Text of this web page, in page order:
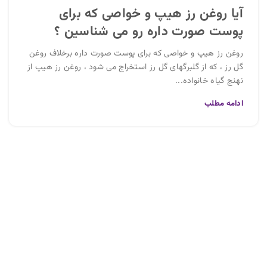
آیا روغن رز هیپ و خواصی که برای
پوست صورت داره رو می شناسین ؟
روغن رز هیپ و خواصی که برای پوست صورت داره برخلاف روغن
گل رز ، که از گلبرگهای گل رز استخراج می شود ، روغن رز هیپ از
نهنج گیاه خانواده...
ادامه مطلب